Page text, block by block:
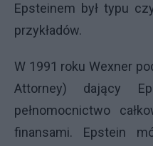
Epsteinem był typu
przykładów.
W 1991 roku Wexner
Attorney) dający
pełnomocnictwo
finansami. Epstein